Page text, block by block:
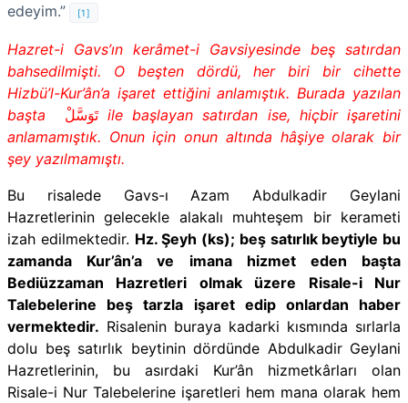
edeyim.”
[1]
Hazret-i Gavs’ın kerâmet-i Gavsiyesinde beş satırdan
bahsedilmişti. O beşten dördü, her biri bir cihette
Hizbü’l-Kur’ân’a işaret ettiğini anlamıştık. Burada yazılan
başta
تَوَسَّلْ ile başlayan satırdan ise, hiçbir işaretini
anlamamıştık. Onun için onun altında hâşiye olarak bir
şey yazılmamıştı.
Bu risalede Gavs-ı Azam Abdulkadir Geylani
Hazretlerinin gelecekle alakalı muhteşem bir kerameti
izah edilmektedir. Hz. Şeyh (ks); beş satırlık beytiyle bu
zamanda Kur’ân’a ve imana hizmet eden başta
Bediüzzaman Hazretleri olmak üzere Risale-i Nur
Talebelerine beş tarzla işaret edip onlardan haber
vermektedir. Risalenin buraya kadarki kısmında sırlarla
dolu beş satırlık beytinin dördünde Abdulkadir Geylani
Hazretlerinin, bu asırdaki Kur’ân hizmetkârları olan
Risale-i Nur Talebelerine işaretleri hem mana olarak hem